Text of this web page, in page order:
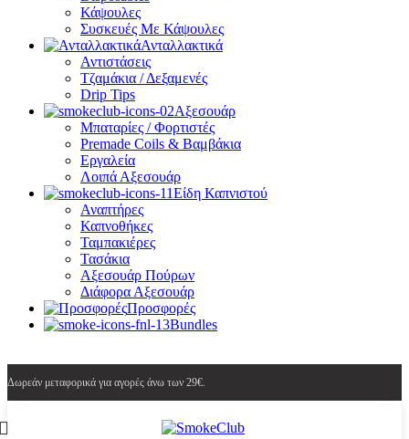
Κάψουλες
Συσκευές Με Κάψουλες
Ανταλλακτικά
Αντιστάσεις
Τζαμάκια / Δεξαμενές
Drip Tips
Αξεσουάρ
Μπαταρίες / Φορτιστές
Premade Coils & Βαμβάκια
Εργαλεία
Λοιπά Αξεσουάρ
Είδη Καπνιστού
Αναπτήρες
Καπνοθήκες
Ταμπακιέρες
Τασάκια
Αξεσουάρ Πούρων
Διάφορα Αξεσουάρ
Προσφορές
Bundles
Δωρεάν μεταφορικά για αγορές άνω των 29€.